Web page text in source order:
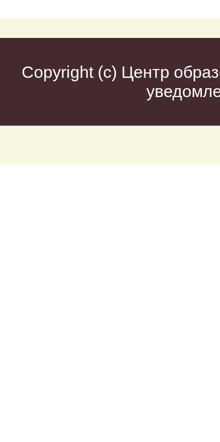
Copyright (c) Центр